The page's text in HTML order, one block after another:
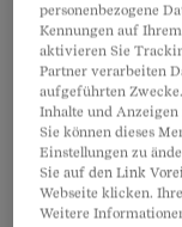
personenbezogene
Kennungen auf
aktivieren Sie
Partner verarbeiten
aufgeführten
Inhalte und
Sie können dieses
Einstellungen zu
Sie auf den Link
Webseite klicken.
Weitere